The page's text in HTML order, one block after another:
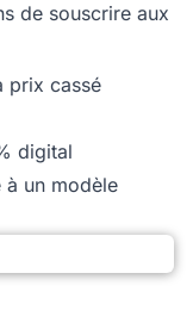
de souscrire aux
prix cassé
digital
un modèle